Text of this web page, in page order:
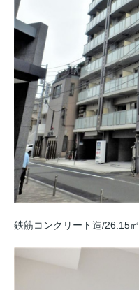
鉄筋コンクリート造/26.15㎡